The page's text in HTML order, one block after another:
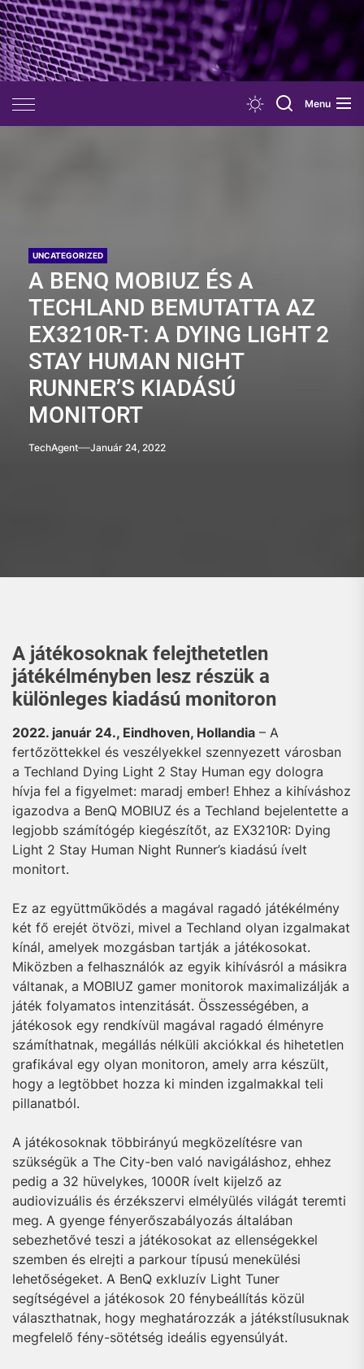
Skip
to
the
content
Menu
UNCATEGORIZED
A BENQ MOBIUZ ÉS A
TECHLAND BEMUTATTA AZ
EX3210R-T: A DYING LIGHT 2
STAY HUMAN NIGHT
RUNNER’S KIADÁSÚ
MONITORT
TechAgent Január 24, 2022
A játékosoknak felejthetetlen
játékélményben lesz részük a
különleges kiadású monitoron
2022. január 24., Eindhoven, Hollandia – A
fertőzöttekkel és veszélyekkel szennyezett városban
a Techland Dying Light 2 Stay Human egy dologra
hívja fel a figyelmet: maradj ember! Ehhez a kihíváshoz
igazodva a BenQ MOBIUZ és a Techland bejelentette a
legjobb számítógép kiegészítőt, az EX3210R: Dying
Light 2 Stay Human Night Runner’s kiadású ívelt
monitort.
Ez az együttműködés a magával ragadó játékélmény
két fő erejét ötvözi, mivel a Techland olyan izgalmakat
kínál, amelyek mozgásban tartják a játékosokat.
Miközben a felhasználók az egyik kihívásról a másikra
váltanak, a MOBIUZ gamer monitorok maximalizálják a
játék folyamatos intenzitását. Összességében, a
játékosok egy rendkívül magával ragadó élményre
számíthatnak, megállás nélküli akciókkal és hihetetlen
grafikával egy olyan monitoron, amely arra készült,
hogy a legtöbbet hozza ki minden izgalmakkal teli
pillanatból.
A játékosoknak többirányú megközelítésre van
szükségük a The City-ben való navigáláshoz, ehhez
pedig a 32 hüvelykes, 1000R ívelt kijelző az
audiovizuális és érzékszervi elmélyülés világát teremti
meg. A gyenge fényerőszabályozás általában
sebezhetővé teszi a játékosokat az ellenségekkel
szemben és elrejti a parkour típusú menekülési
lehetőségeket. A BenQ exkluzív Light Tuner
segítségével a játékosok 20 fénybeállítás közül
választhatnak, hogy meghatározzák a játékstílusuknak
megfelelő fény-sötétség ideális egyensúlyát.